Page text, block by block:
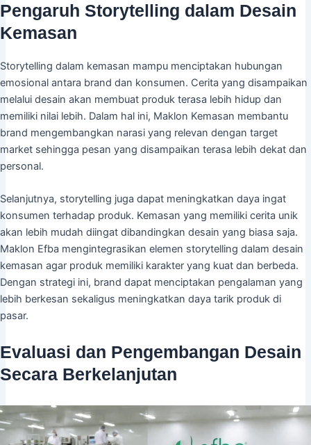
Pengaruh Storytelling dalam Desain
Kemasan
Storytelling dalam kemasan mampu menciptakan hubungan
emosional antara brand dan konsumen. Cerita yang disampaikan
melalui desain akan membuat produk terasa lebih hidup dan
memiliki nilai lebih. Dalam hal ini, Maklon Kemasan membantu
brand mengembangkan narasi yang relevan dengan target
market sehingga pesan yang disampaikan terasa lebih dekat dan
personal.
Selanjutnya, storytelling juga dapat meningkatkan daya ingat
konsumen terhadap produk. Kemasan yang memiliki cerita unik
akan lebih mudah diingat dibandingkan desain yang biasa saja.
Maklon Efba mengintegrasikan elemen storytelling dalam desain
kemasan agar produk memiliki karakter yang kuat dan berbeda.
Dengan strategi ini, brand dapat menciptakan pengalaman yang
lebih berkesan sekaligus meningkatkan daya tarik produk di
pasar.
Evaluasi dan Pengembangan Desain
Secara Berkelanjutan